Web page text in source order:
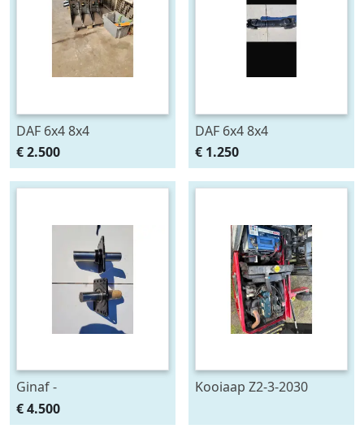
DAF 6x4 8x4
€ 2.500
DAF 6x4 8x4
€ 1.250
Ginaf -
€ 4.500
Kooiaap Z2-3-2030